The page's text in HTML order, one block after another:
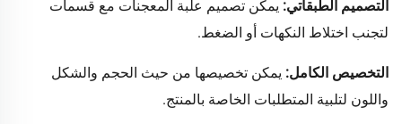
التصميم الطبقاتي: يمكن تصميم علبة المعجنات مع قسمات
لتجنب اختلاط النكهات أو الضغط.
التخصيص الكامل: يمكن تخصيصها من حيث الحجم والشكل
واللون لتلبية المتطلبات الخاصة بالمنتج.